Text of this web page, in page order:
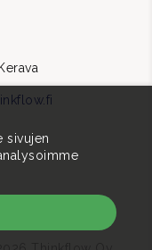
sivujen